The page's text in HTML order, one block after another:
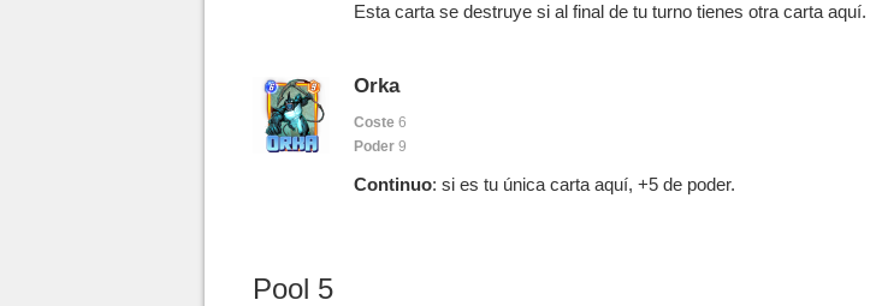
Esta carta se destruye si al final de tu turno tienes otra carta aquí.
Orka
Coste 6
Poder 9
Continuo: si es tu única carta aquí, +5 de poder.
Pool 5